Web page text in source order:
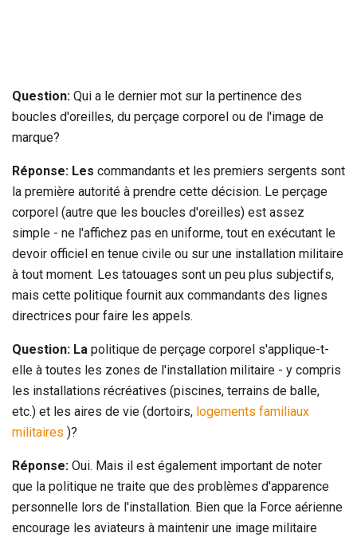
Question: Qui a le dernier mot sur la pertinence des
boucles d'oreilles, du perçage corporel ou de l'image de
marque?
Réponse: Les commandants et les premiers sergents sont
la première autorité à prendre cette décision. Le perçage
corporel (autre que les boucles d'oreilles) est assez
simple - ne l'affichez pas en uniforme, tout en exécutant le
devoir officiel en tenue civile ou sur une installation militaire
à tout moment. Les tatouages ​​sont un peu plus subjectifs,
mais cette politique fournit aux commandants des lignes
directrices pour faire les appels.
Question: La politique de perçage corporel s'applique-t-
elle à toutes les zones de l'installation militaire - y compris
les installations récréatives (piscines, terrains de balle,
etc.) et les aires de vie (dortoirs, logements familiaux
militaires )?
Réponse: Oui. Mais il est également important de noter
que la politique ne traite que des problèmes d'apparence
personnelle lors de l'installation. Bien que la Force aérienne
encourage les aviateurs à maintenir une image militaire